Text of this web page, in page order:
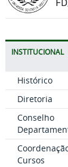
INSTITUCIONAL
Histórico
Diretoria
Conselho
Cursos